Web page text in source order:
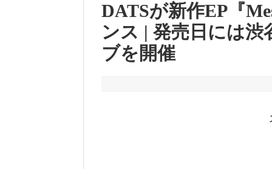
DATSが新作EP『
ンス | 発売日には
ブを開催